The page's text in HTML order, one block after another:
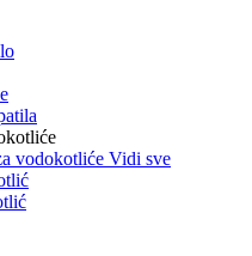
vodokotliće Vidi sve